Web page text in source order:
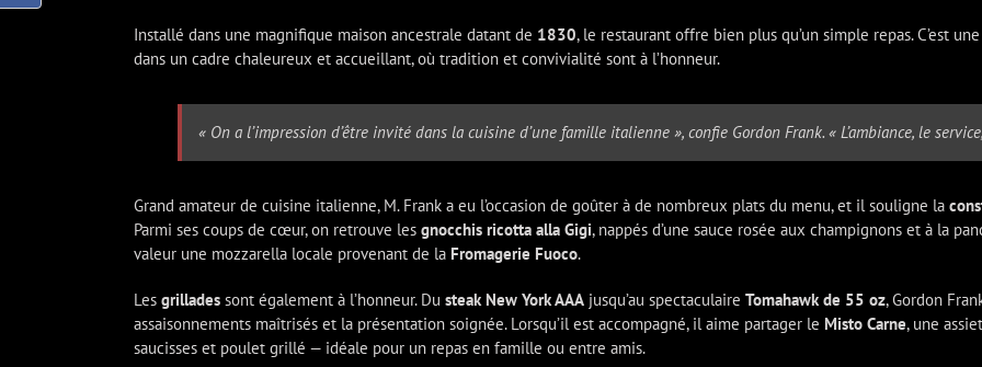
Installé dans une magnifique maison ancestrale datant de 1830, le restaurant offre bien plus qu’un simple repas. C’est une
dans un cadre chaleureux et accueillant, où tradition et convivialité sont à l’honneur.
« On a l’impression d’être invité dans la cuisine d’une famille italienne », confie Gordon Frank. « L’ambiance, le
Grand amateur de cuisine italienne, M. Frank a eu l’occasion de goûter à de nombreux plats du menu, et il souligne la
Parmi ses coups de cœur, on retrouve les gnocchis ricotta alla Gigi, nappés d’une sauce rosée aux champignons et à la
valeur une mozzarella locale provenant de la Fromagerie Fuoco.
Les grillades sont également à l’honneur. Du steak New York AAA jusqu’au spectaculaire Tomahawk de 55 oz, Gordon
assaisonnements maîtrisés et la présentation soignée. Lorsqu’il est accompagné, il aime partager le Misto Carne, une
saucisses et poulet grillé — idéale pour un repas en famille ou entre amis.